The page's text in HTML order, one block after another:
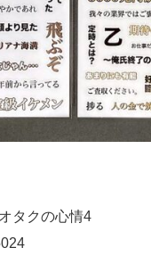
タクの心情4